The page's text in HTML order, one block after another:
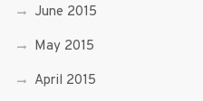
June 2015
May 2015
April 2015